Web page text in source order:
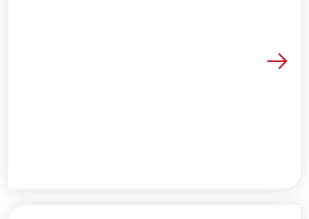
Voir les détails de la